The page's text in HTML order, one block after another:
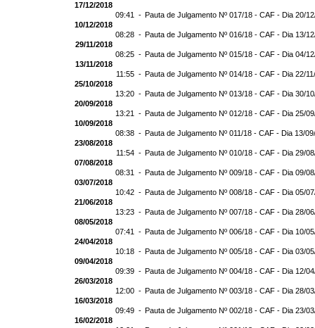
17/12/2018
09:41 - Pauta de Julgamento Nº 017/18 - CAF - Dia 20/
10/12/2018
08:28 - Pauta de Julgamento Nº 016/18 - CAF - Dia 13/
29/11/2018
08:25 - Pauta de Julgamento Nº 015/18 - CAF - Dia 04/
13/11/2018
11:55 - Pauta de Julgamento Nº 014/18 - CAF - Dia 22/
25/10/2018
13:20 - Pauta de Julgamento Nº 013/18 - CAF - Dia 30/
20/09/2018
13:21 - Pauta de Julgamento Nº 012/18 - CAF - Dia 25/
10/09/2018
08:38 - Pauta de Julgamento Nº 011/18 - CAF - Dia 13/
23/08/2018
11:54 - Pauta de Julgamento Nº 010/18 - CAF - Dia 29/
07/08/2018
08:31 - Pauta de Julgamento Nº 009/18 - CAF - Dia 09/
03/07/2018
10:42 - Pauta de Julgamento Nº 008/18 - CAF - Dia 05/
21/06/2018
13:23 - Pauta de Julgamento Nº 007/18 - CAF - Dia 28/
08/05/2018
07:41 - Pauta de Julgamento Nº 006/18 - CAF - Dia 10/
24/04/2018
10:18 - Pauta de Julgamento Nº 005/18 - CAF - Dia 03/
09/04/2018
09:39 - Pauta de Julgamento Nº 004/18 - CAF - Dia 12/
26/03/2018
12:00 - Pauta de Julgamento Nº 003/18 - CAF - Dia 28/
16/03/2018
09:49 - Pauta de Julgamento Nº 002/18 - CAF - Dia 23/
16/02/2018